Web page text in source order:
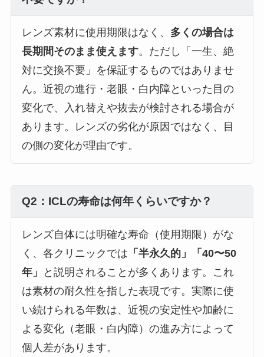
レンズ素材に使用期限はなく、 多くの場合は
長期間そのまま使えます。ただし「一生、絶
対に交換不要」を保証するものではありませ
ん。近視の進行・老眼・白内障といった目の
変化で、入れ替えや抜去が検討される場合が
あります。レンズの劣化が原因ではなく、目
の側の変化が理由です。
Q2：ICLの寿命は何年くらいですか？
レンズ自体には明確な寿命（使用期限）がな
く、各クリニックでは 「半永久的」「40〜50
年」
と説明されることが多くあります。これ
は素材の耐久性を指した表現です。実際に使
い続けられる年数は、近視の安定性や加齢に
よる変化（老眼・白内障）の進み方によって
個人差があります。